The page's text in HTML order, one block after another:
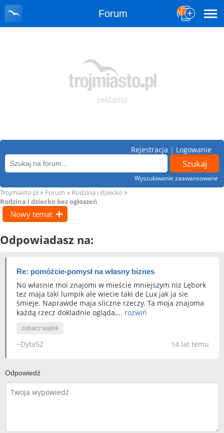
Forum
Wyszukiwanie zaawansowane
Rejestracja | Logowanie
Trojmiasto.pl » Forum » Rodzina i dziecko »
Rodzina i dziecko bez ogłoszeń
Nowy temat
Odpowiadasz na:
Re: pomóżcie-pomysł na własny biznes
No własnie moi znajomi w mieście mniejszym niz Lębork
tez maja taki lumpik ale wiecie taki de Lux jak ja sie
śmieje. Naprawde maja sliczne rzeczy. Ta moja znajoma
każdą rzecz dokladnie ogląda,... rozwiń
zobacz wątek
14 lat temu
~Dyta52
Odpowiedź